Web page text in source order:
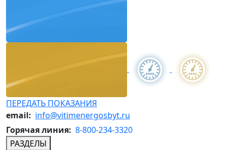
ПЕРЕДАТЬ ПОКАЗАНИЯ
email: info@vitimenergosbyt.ru
Горячая линия: 8-800-234-3320
РАЗДЕЛЫ